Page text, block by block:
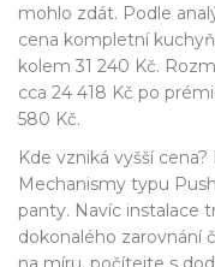
mohlo zdát. Podle
cena kompletní
kolem 31 240 Kč.
cca 24 418 Kč po
580 Kč.
Kde vzniká vyšší
Mechanismy typu
panty. Navíc instalace
dokonalého zarovnání